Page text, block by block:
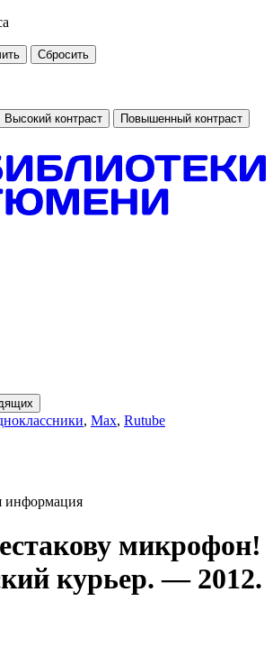
Сбросить
Высокий контраст
Повышенный контраст
, Max, Rutube
информация
микрофон!
курьер. — 2012.